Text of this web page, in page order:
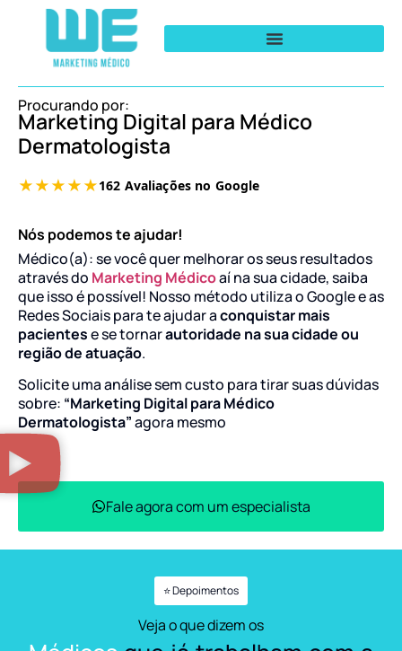
Procurando por:
Marketing Digital para Médico
Dermatologista
Nós podemos te ajudar!
Médico(a): se você quer melhorar os seus resultados
através do Marketing Médicoaí na sua cidade, saiba
que isso é possível! Nosso método utiliza o Google e as
Redes Sociais para te ajudar aconquistar mais
pacientese se tornarautoridade na sua cidade ou
região de atuação.
Solicite uma análise sem custo para tirar suas dúvidas
sobre: “Marketing Digital para Médico
Dermatologista”agora mesmo
Fale agora com um especialista
⭐ Depoimentos
Veja o que dizem os